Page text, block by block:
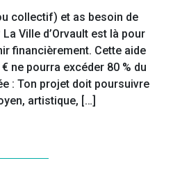
collectif) et as besoin de
Ville d’Orvault est là pour
financièrement. Cette aide
ne pourra excéder 80 % du
: Ton projet doit poursuivre
artistique, […]